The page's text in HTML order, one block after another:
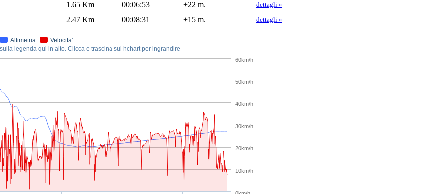
1.65 Km 00:06:53 +22 m. dettagli »
2.47 Km 00:08:31 +15 m. dettagli »
legenda qui in alto. Clicca e trascina sul hchart per ingrandire
Altimetria Velocita'
10km/h
20km/h
30km/h
40km/h
50km/h
60km/h